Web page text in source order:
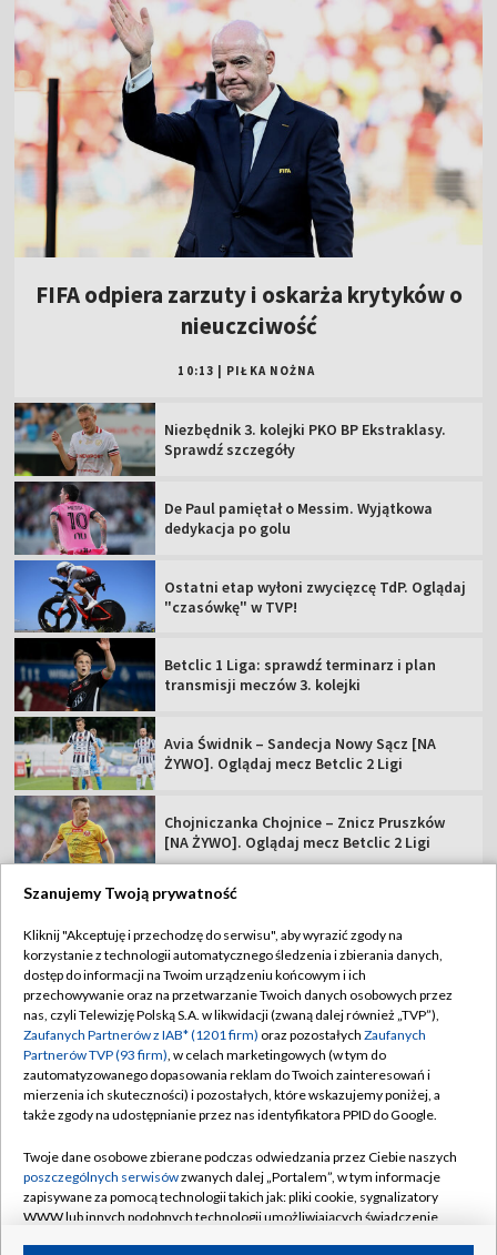
FIFA odpiera zarzuty i oskarża krytyków o
nieuczciwość
10:13 PIŁKA NOŻNA
Niezbędnik 3. kolejki PKO BP Ekstraklasy.
Sprawdź szczegóły
De Paul pamiętał o Messim. Wyjątkowa
dedykacja po golu
Ostatni etap wyłoni zwycięzcę TdP. Oglądaj
"czasówkę" w TVP!
Betclic 1 Liga: sprawdź terminarz i plan
transmisji meczów 3. kolejki
Avia Świdnik – Sandecja Nowy Sącz [NA
ŻYWO]. Oglądaj mecz Betclic 2 Ligi
Chojniczanka Chojnice – Znicz Pruszków
[NA ŻYWO]. Oglądaj mecz Betclic 2 Ligi
TVP
Abonament TVP
Sklep TVP
Biuro Reklamy
Oferta Handlowa
Emisja w TVP
Rada Programowa
Ogłoszenia przetargowe
Regulamin TVP
Polityka prywatności
Moje zgody
Biuro reklamy
Kanały
Szanujemy Twoją prywatność
Kliknij "Akceptuję i przechodzę do serwisu", aby wyrazić zgody na
korzystanie z technologii automatycznego śledzenia i zbierania danych,
dostęp do informacji na Twoim urządzeniu końcowym i ich
przechowywanie oraz na przetwarzanie Twoich danych osobowych przez
nas, czyli Telewizję Polską S.A. w likwidacji (zwaną dalej również „TVP”),
Zaufanych Partnerów z IAB* (1201 firm) oraz pozostałych Zaufanych
Partnerów TVP (93 firm), w celach marketingowych (w tym do
zautomatyzowanego dopasowania reklam do Twoich zainteresowań i
mierzenia ich skuteczności) i pozostałych, które wskazujemy poniżej, a
także zgody na udostępnianie przez nas identyfikatora PPID do Google.
Twoje dane osobowe zbierane podczas odwiedzania przez Ciebie naszych
poszczególnych serwisówzwanych dalej „Portalem”, w tym informacje
zapisywane za pomocą technologii takich jak: pliki cookie, sygnalizatory
WWW lub innych podobnych technologii umożliwiających świadczenie